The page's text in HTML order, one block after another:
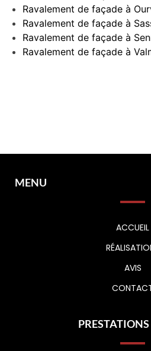
Ravalement de façade à
Ravalement de façade à
Ravalement de façade à
Ravalement de façade à
MENU
ACCUEIL
AVIS
PRESTATIONS